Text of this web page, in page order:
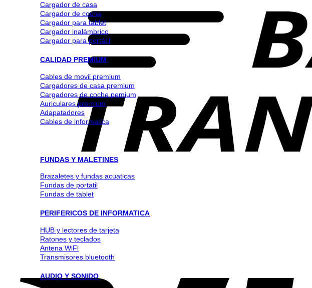
Cargador de casa
Cargador de coche
Cargador para tablet
Cargador inalámbrico
Cargador para portátil
CALIDAD PREMIUM
Cables de movil premium
Cargadores de casa premium
Cargadores de coche pemium
Auriculares premium
Adapatadores
Cables de informatica
FUNDAS Y MALETINES
Brazaletes y fundas acuaticas
Fundas de portatil
Fundas de tablet
PERIFERICOS DE INFORMATICA
HUB y lectores de tarjeta
Ratones y teclados
Antena WlFl
Transmisores bluetooth
AUDIO Y SONIDO